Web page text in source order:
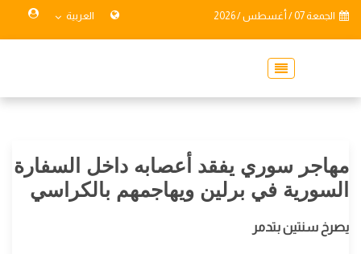
الجمعة 07 / أغسطس / 2026 العربية
مهاجر سوري يفقد أعصابه داخل السفارة
السورية في برلين ويهاجمهم بالكراسي
يصرخ سنتين بتدمر